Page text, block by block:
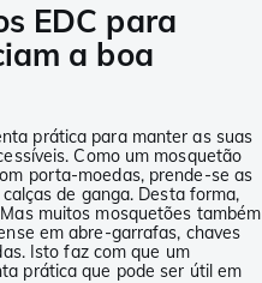
EDC para
a boa
prática para manter as suas
Como um mosquetão
porta-moedas, prende-se as
de ganga. Desta forma,
muitos mosquetões também
em abre-garrafas, chaves
Isto faz com que um
prática que pode ser útil em